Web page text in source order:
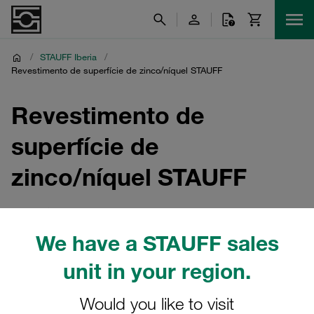
We have a STAUFF sales
unit in your region.
Would you like to visit
/ STAUFF Iberia
/
Revestimento de superfície de zinco/níquel STAUFF
Revestimento de
superfície de
zinco/níquel STAUFF
Proteção anticorrosiva de qualidade superior para
padrões de mercado